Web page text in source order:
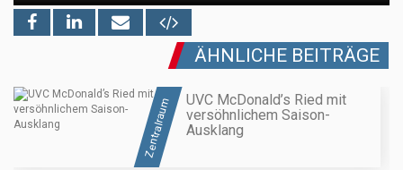
ÄHNLICHE BEITRÄGE
Zentralraum
UVC McDonald’s Ried mit
versöhnlichem Saison-
Ausklang